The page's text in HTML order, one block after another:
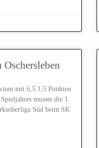
mit 6,5:1,5 Punkten
musste die 1.
Süd beim SK